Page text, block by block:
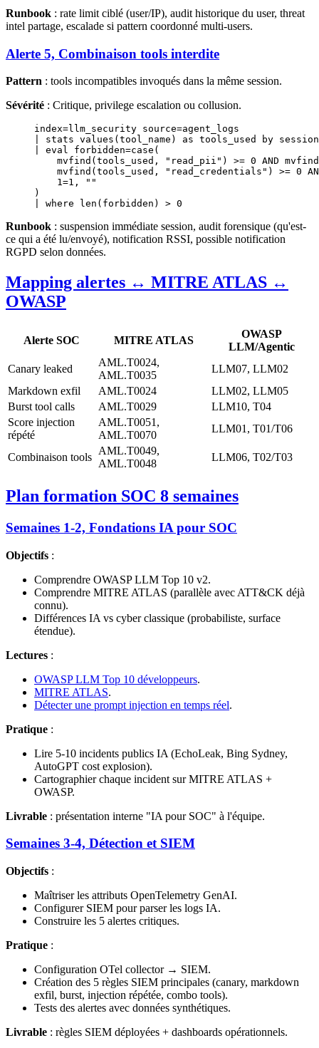
Runbook : rate limit ciblé (user/IP), audit historique du user, threat
intel partage, escalade si pattern coordonné multi-users.
Alerte 5, Combinaison tools interdite
Pattern : tools incompatibles invoqués dans la même session.
Sévérité : Critique, privilege escalation ou collusion.
index=llm_security source=agent_logs
stats values (tool_name) as tools_used by
| eval forbidden=case (
    mvfind(tools_used,
"read_pii" ) >= 0 AND
    mvfind(tools_used,
"read_credentials" ) >= 0
    1
=1 ,
""
)
where len (forbidden) > 0
Runbook : suspension immédiate session, audit forensique (qu'est-
ce qui a été lu/envoyé), notification RSSI, possible notification
RGPD selon données.
Mapping alertes ↔ MITRE ATLAS ↔
OWASP
Alerte SOC MITRE ATLAS
OWASP
LLM/Agentic
Canary leaked
AML.T0024,
AML.T0035
LLM07, LLM02
Markdown exfil
AML.T0024
LLM02, LLM05
Burst tool calls
AML.T0029
LLM10, T04
Score injection
répété
AML.T0051,
AML.T0070
LLM01, T01/T06
Combinaison tools
AML.T0049,
AML.T0048
LLM06, T02/T03
Plan formation SOC 8 semaines
Semaines 1-2, Fondations IA pour SOC
Objectifs :
Comprendre OWASP LLM Top 10 v2.
Comprendre MITRE ATLAS (parallèle avec ATT&CK déjà
connu).
Différences IA vs cyber classique (probabiliste, surface
étendue).
Lectures :
OWASP LLM Top 10 développeurs.
MITRE ATLAS.
Détecter une prompt injection en temps réel.
Pratique :
Lire 5-10 incidents publics IA (EchoLeak, Bing Sydney,
AutoGPT cost explosion).
Cartographier chaque incident sur MITRE ATLAS +
OWASP.
Livrable : présentation interne "IA pour SOC" à l'équipe.
Semaines 3-4, Détection et SIEM
Objectifs :
Maîtriser les attributs OpenTelemetry GenAI.
Configurer SIEM pour parser les logs IA.
Construire les 5 alertes critiques.
Pratique :
Configuration OTel collector → SIEM.
Création des 5 règles SIEM principales (canary, markdown
exfil, burst, injection répétée, combo tools).
Tests des alertes avec données synthétiques.
Livrable : règles SIEM déployées + dashboards opérationnels.